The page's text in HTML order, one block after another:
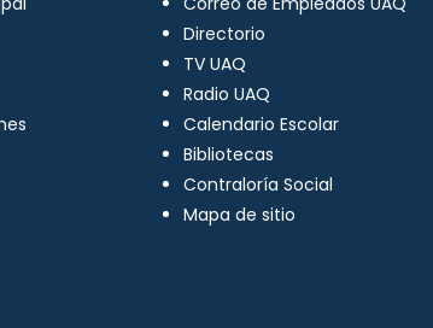
Directorio
TV UAQ
Radio UAQ
Calendario Escolar
Bibliotecas
Contraloría Social
Mapa de sitio